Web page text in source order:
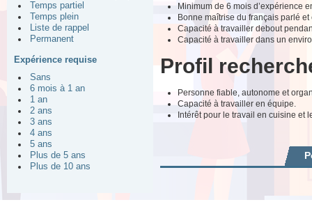
Temps partiel
Temps plein
Liste de rappel
Permanent
Expérience requise
Sans
6 mois à 1 an
1 an
2 ans
3 ans
4 ans
5 ans
Plus de 5 ans
Plus de 10 ans
Minimum de 6 mois d’expérience
Bonne maîtrise du français parlé et
Capacité à travailler debout
Capacité à travailler dans un
Profil
Personne fiable, autonome et
Capacité à travailler en équipe.
Intérêt pour le travail en cuisine et